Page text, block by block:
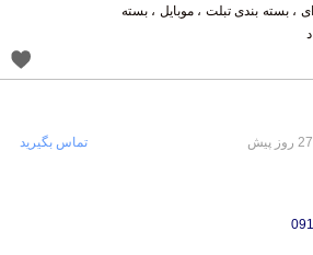
27 روز پیش تماس بگیرید